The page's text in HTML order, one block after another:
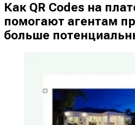
Как QR Codes на
помогают агентам
больше